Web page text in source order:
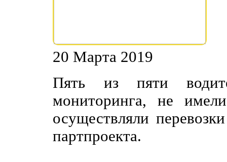
20 Марта 2019
Пять из пяти
мониторинга, не
осуществляли
партпроекта.